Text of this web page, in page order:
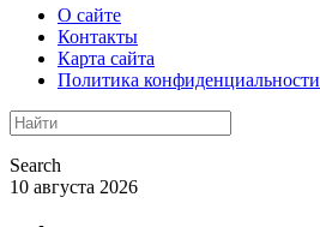
О сайте
Контакты
Карта сайта
Политика конфиденциальности
Search
10 августа 2026